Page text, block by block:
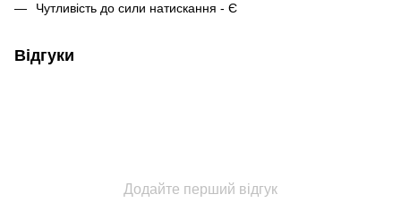
Чутливість до сили натискання - Є
Відгуки
Додайте перший відгук